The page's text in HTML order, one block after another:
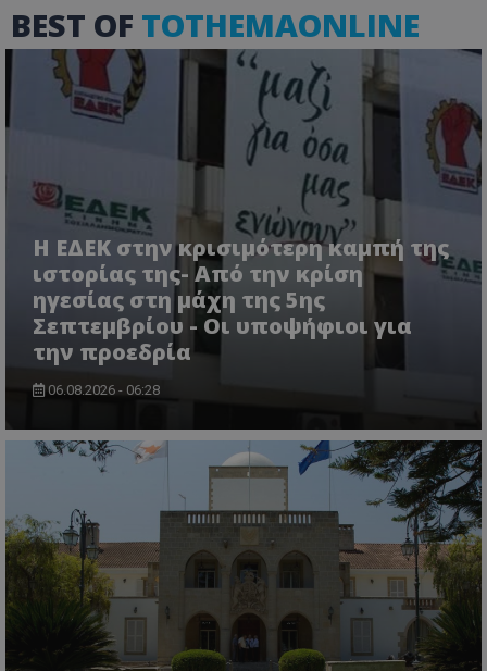
BEST OF TOTHEMAONLINE
Η ΕΔΕΚ στην κρισιμότερη καμπή της
ιστορίας της- Από την κρίση
ηγεσίας στη μάχη της 5ης
Σεπτεμβρίου - Οι υποψήφιοι για
την προεδρία
06.08.2026 - 06:28